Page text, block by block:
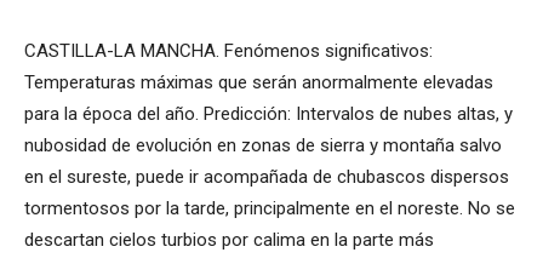
CASTILLA-LA MANCHA. Fenómenos significativos:
Temperaturas máximas que serán anormalmente elevadas
para la época del año. Predicción: Intervalos de nubes altas, y
nubosidad de evolución en zonas de sierra y montaña salvo
en el sureste, puede ir acompañada de chubascos dispersos
tormentosos por la tarde, principalmente en el noreste. No se
descartan cielos turbios por calima en la parte más